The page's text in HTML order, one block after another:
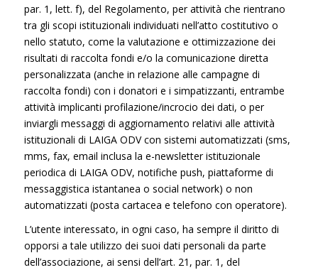
par. 1, lett. f), del Regolamento, per attività che rientrano
tra gli scopi istituzionali individuati nell’atto costitutivo o
nello statuto, come la valutazione e ottimizzazione dei
risultati di raccolta fondi e/o la comunicazione diretta
personalizzata (anche in relazione alle campagne di
raccolta fondi) con i donatori e i simpatizzanti, entrambe
attività implicanti profilazione/incrocio dei dati, o per
inviargli messaggi di aggiornamento relativi alle attività
istituzionali di LAIGA ODV con sistemi automatizzati (sms,
mms, fax, email inclusa la e-newsletter istituzionale
periodica di LAIGA ODV, notifiche push, piattaforme di
messaggistica istantanea o social network) o non
automatizzati (posta cartacea e telefono con operatore).
L’utente interessato, in ogni caso, ha sempre il diritto di
opporsi a tale utilizzo dei suoi dati personali da parte
dell’associazione, ai sensi dell’art. 21, par. 1, del